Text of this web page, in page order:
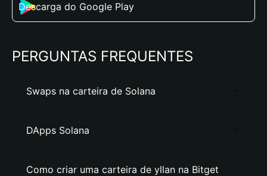
Descarga do Google Play
PERGUNTAS FREQUENTES
Swaps na carteira de Solana
DApps Solana
Como criar uma carteira de yllan na Bitget